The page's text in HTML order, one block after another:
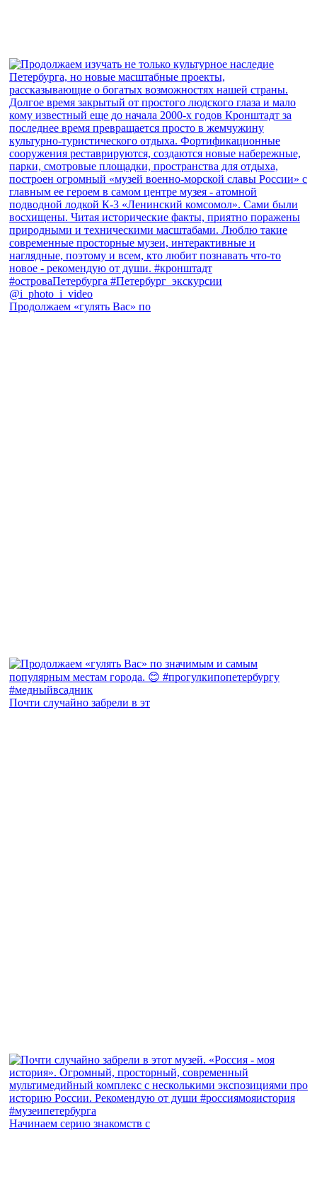
Продолжаем «гулять Вас» по
Почти случайно забрели в эт
Начинаем серию знакомств с